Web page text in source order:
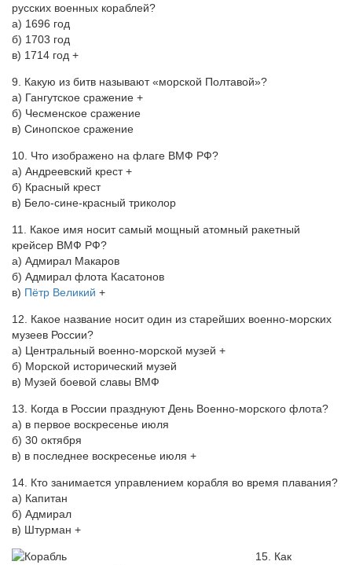
русских военных кораблей?
а) 1696 год
б) 1703 год
в) 1714 год +
9. Какую из битв называют «морской Полтавой»?
а) Гангутское сражение +
б) Чесменское сражение
в) Синопское сражение
10. Что изображено на флаге ВМФ РФ?
а) Андреевский крест +
б) Красный крест
в) Бело-сине-красный триколор
11. Какое имя носит самый мощный атомный ракетный
крейсер ВМФ РФ?
а) Адмирал Макаров
б) Адмирал флота Касатонов
в) Пётр Великий +
12. Какое название носит один из старейших военно-морских
музеев России?
а) Центральный военно-морской музей +
б) Морской исторический музей
в) Музей боевой славы ВМФ
13. Когда в России празднуют День Военно-морского флота?
а) в первое воскресенье июля
б) 30 октября
в) в последнее воскресенье июля +
14. Кто занимается управлением корабля во время плавания?
а) Капитан
б) Адмирал
в) Штурман +
15. Как